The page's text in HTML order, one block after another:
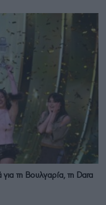
για τη Βουλγαρία, τη Dara